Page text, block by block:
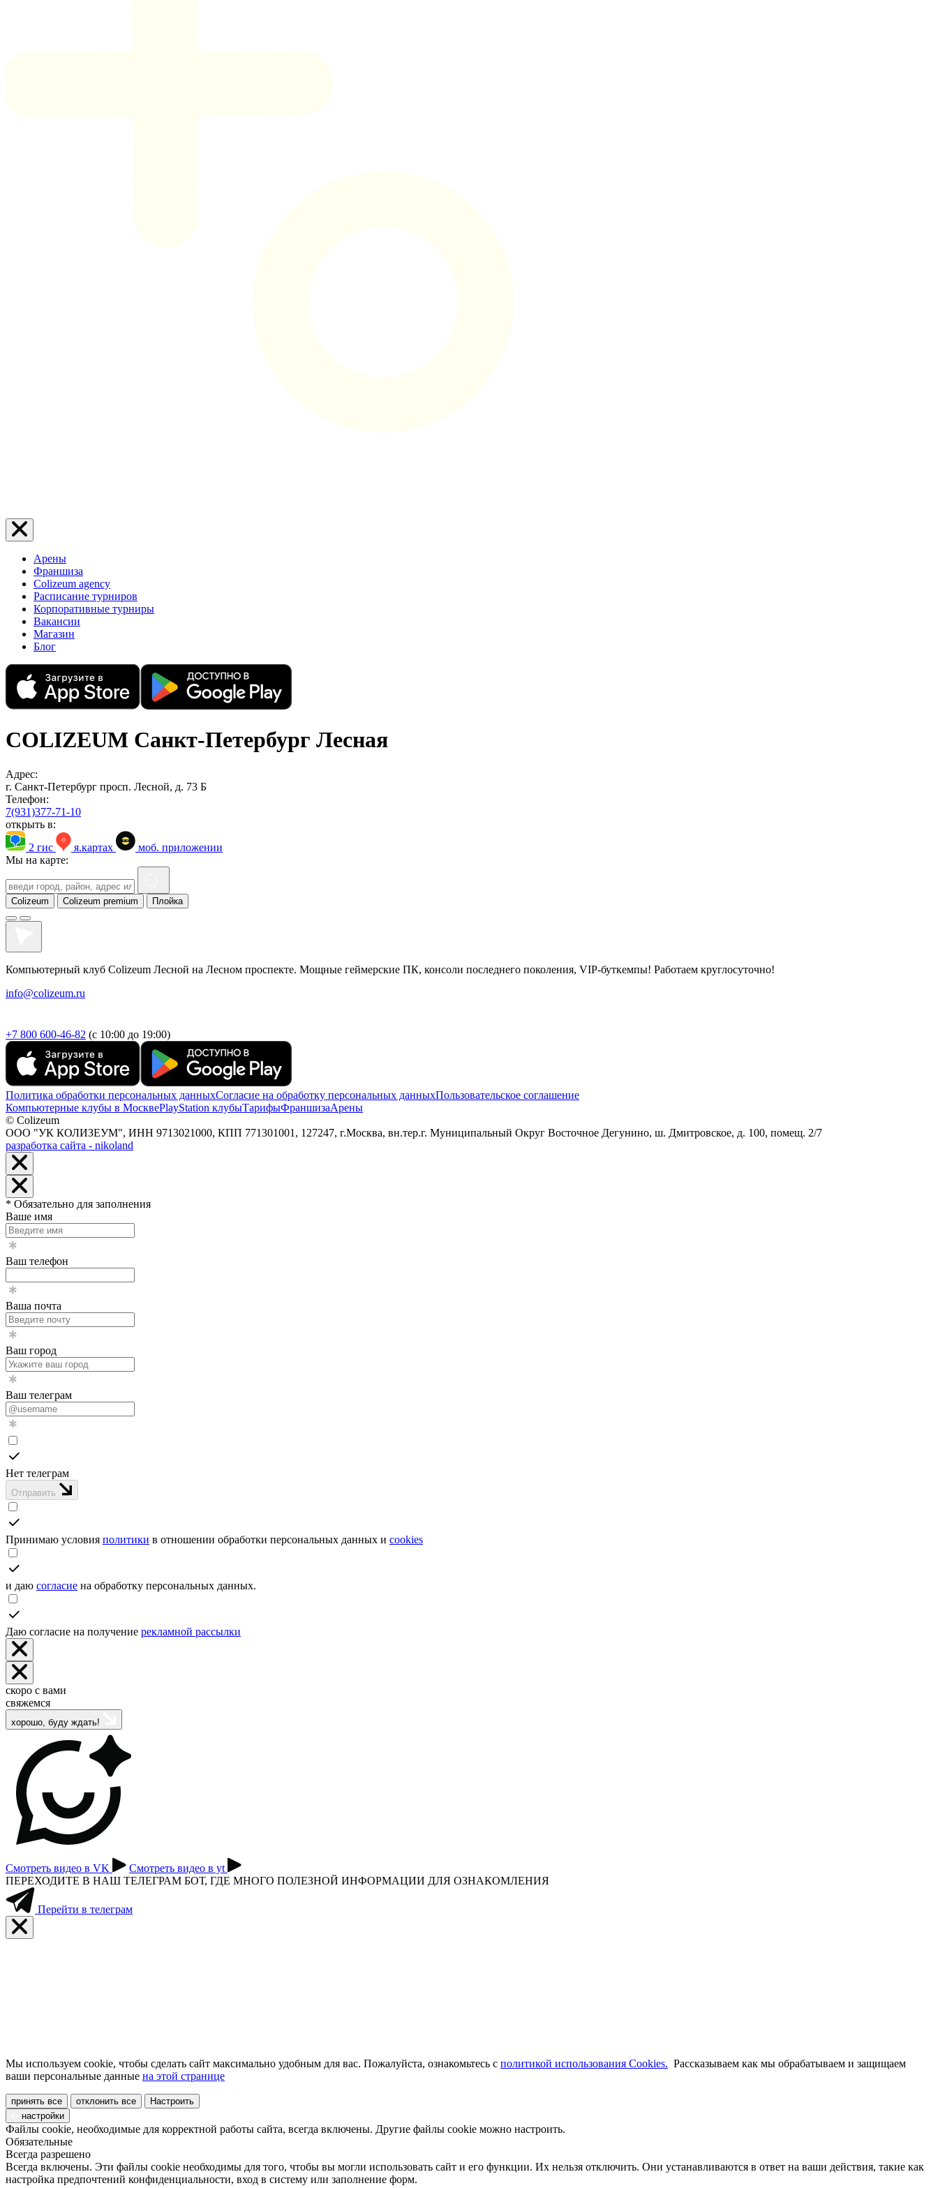
Арены
Франшиза
Colizeum agency
Расписание турниров
Корпоративные турниры
Вакансии
Магазин
Блог
COLIZEUM Санкт-Петербург Лесная
Адрес:
г. Санкт-Петербург просп. Лесной, д. 73 Б
Телефон:
7(931)377-71-10
открыть в:
2 гис
я.картах
моб. приложении
Мы на карте:
Colizeum Colizeum premium Плойка
Компьютерный клуб Colizeum Лесной на Лесном проспекте. Мощные геймерские ПК, консоли последнего поколения, VIP-буткемпы! Работаем круглосуточно!
info@colizeum.ru
+7 800 600-46-82 (с 10:00 до 19:00)
Политика обработки персональных данныхСогласие на обработку персональных данныхПользовательское соглашение
Компьютерные клубы в МосквеPlayStation клубыТарифыФраншизаАрены
© Colizeum
ООО "УК КОЛИЗЕУМ", ИНН 9713021000, КПП 771301001, 127247, г.Москва, вн.тер.г. Муниципальный Округ Восточное Дегунино, ш. Дмитровское, д. 100, помещ. 2/7
разработка сайта - nikoland
* Обязательно для заполнения
Ваше имя
Ваш телефон
Ваша почта
Ваш город
Ваш телеграм
Нет телеграм
Отправить
Принимаю условия политики в отношении обработки персональных данных и cookies
и даю согласие на обработку персональных данных.
Даю согласие на получение рекламной рассылки
скоро с вами
свяжемся
хорошо, буду ждать!
Смотреть видео в VK
Смотреть видео в yt
ПЕРЕХОДИТЕ В НАШ ТЕЛЕГРАМ БОТ, ГДЕ МНОГО ПОЛЕЗНОЙ ИНФОРМАЦИИ ДЛЯ ОЗНАКОМЛЕНИЯ
Перейти в телеграм
Мы используем cookie, чтобы сделать сайт максимально удобным для вас. Пожалуйста, ознакомьтесь с политикой использования Cookies. Рассказываем как мы обрабатываем и защищаем
ваши персональные данные на этой странице
принять все отклонить все
Настроить
настройки
Файлы cookie, необходимые для корректной работы сайта, всегда включены. Другие файлы cookie можно настроить.
Обязательные
Всегда разрешено
Всегда включены. Эти файлы cookie необходимы для того, чтобы вы могли использовать сайт и его функции. Их нельзя отключить. Они устанавливаются в ответ на ваши действия, такие как
настройка предпочтений конфиденциальности, вход в систему или заполнение форм.